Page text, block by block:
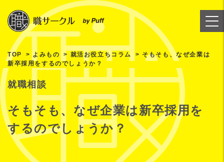
TOP よみもの 就活お役立ちコラム
そもそも、なぜ企業は
新卒採用をするのでしょうか？
就職相談
そもそも、なぜ企業は新卒採用を
するのでしょうか？